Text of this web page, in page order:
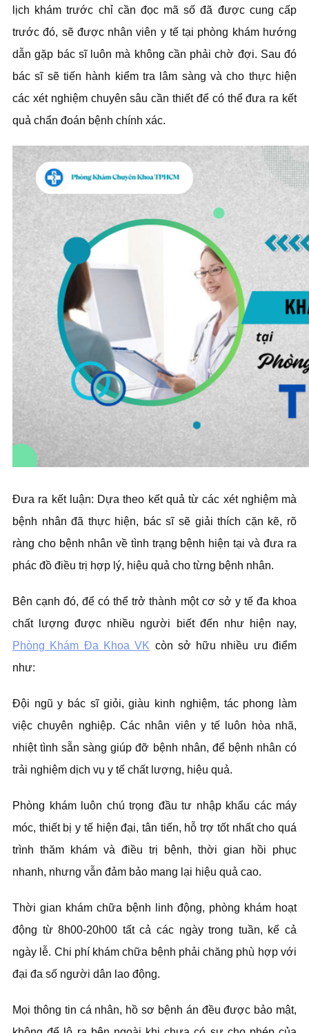
lịch khám trước chỉ cần đọc mã số đã được cung cấp
trước đó, sẽ được nhân viên y tế tại phòng khám hướng
dẫn gặp bác sĩ luôn mà không cần phải chờ đợi. Sau đó
bác sĩ sẽ tiến hành kiểm tra lâm sàng và cho thực hiện
các xét nghiệm chuyên sâu cần thiết để có thể đưa ra kết
quả chẩn đoán bệnh chính xác.
Đưa ra kết luận: Dựa theo kết quả từ các xét nghiệm mà
bệnh nhân đã thực hiện, bác sĩ sẽ giải thích cặn kẽ, rõ
ràng cho bệnh nhân về tình trạng bệnh hiện tại và đưa ra
phác đồ điều trị hợp lý, hiệu quả cho từng bệnh nhân.
Bên cạnh đó, để có thể trở thành một cơ sở y tế đa khoa
chất lượng được nhiều người biết đến như hiện nay,
Phòng Khám Đa Khoa VK còn sở hữu nhiều ưu điểm
như:
Đội ngũ y bác sĩ giỏi, giàu kinh nghiệm, tác phong làm
việc chuyên nghiệp. Các nhân viên y tế luôn hòa nhã,
nhiệt tình sẵn sàng giúp đỡ bệnh nhân, để bệnh nhân có
trải nghiệm dịch vụ y tế chất lượng, hiệu quả.
Phòng khám luôn chú trọng đầu tư nhập khẩu các máy
móc, thiết bị y tế hiện đại, tân tiến, hỗ trợ tốt nhất cho quá
trình thăm khám và điều trị bệnh, thời gian hồi phục
nhanh, nhưng vẫn đảm bảo mang lại hiệu quả cao.
Thời gian khám chữa bệnh linh động, phòng khám hoạt
động từ 8h00-20h00 tất cả các ngày trong tuần, kể cả
ngày lễ. Chi phí khám chữa bệnh phải chăng phù hợp với
đại đa số người dân lao động.
Mọi thông tin cá nhân, hồ sơ bệnh án đều được bảo mật,